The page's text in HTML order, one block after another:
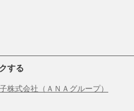
する
株式会社（ＡＮＡグループ）